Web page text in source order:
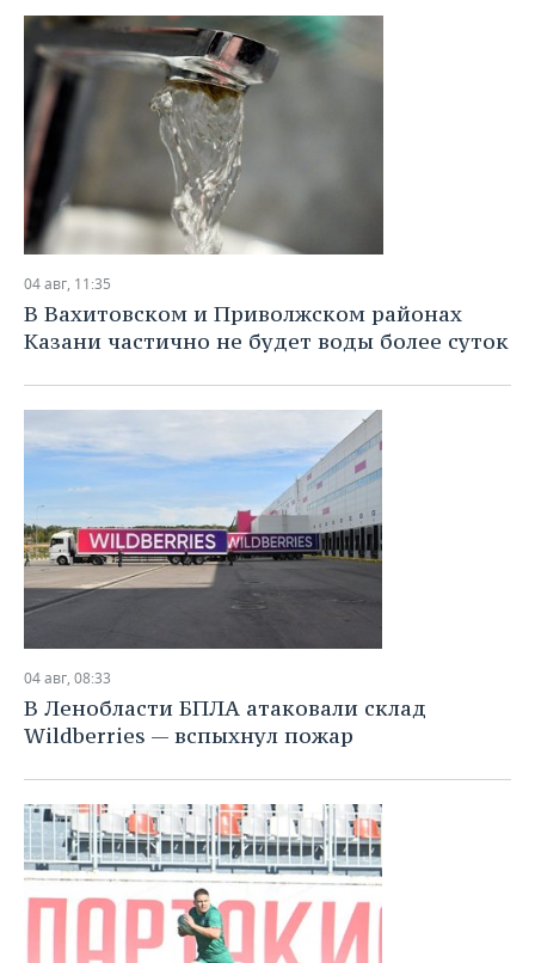
ХОККЕЙ С МЯЧОМ
ПРОИСШЕСТВИЯ
04 авг, 11:35
В Вахитовском и Приволжском районах
Казани частично не будет воды более суток
04 авг, 08:33
В Ленобласти БПЛА атаковали склад
Wildberries — вспыхнул пожар